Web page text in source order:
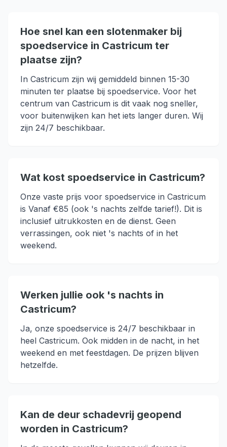
Hoe snel kan een slotenmaker bij
spoedservice in Castricum ter
plaatse zijn?
In Castricum zijn wij gemiddeld binnen 15-30
minuten ter plaatse bij spoedservice. Voor het
centrum van Castricum is dit vaak nog sneller,
voor buitenwijken kan het iets langer duren. Wij
zijn 24/7 beschikbaar.
Wat kost spoedservice in Castricum?
Onze vaste prijs voor spoedservice in Castricum
is Vanaf €85 (ook 's nachts zelfde tarief!). Dit is
inclusief uitrukkosten en de dienst. Geen
verrassingen, ook niet 's nachts of in het
weekend.
Werken jullie ook 's nachts in
Castricum?
Ja, onze spoedservice is 24/7 beschikbaar in
heel Castricum. Ook midden in de nacht, in het
weekend en met feestdagen. De prijzen blijven
hetzelfde.
Kan de deur schadevrij geopend
worden in Castricum?